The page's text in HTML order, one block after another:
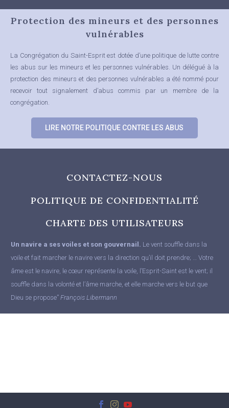
Protection des mineurs et des personnes
vulnérables
La Congrégation du Saint-Esprit est dotée d’une politique de lutte contre
les abus sur les mineurs et les personnes vulnérables. Un délégué à la
protection des mineurs et des personnes vulnérables a été nommé pour
recevoir tout signalement d’abus commis par un membre de la
congrégation.
LIRE NOTRE POLITIQUE CONTRE LES ABUS
CONTACTEZ-NOUS
POLITIQUE DE CONFIDENTIALITÉ
CHARTE DES UTILISATEURS
Un navire a ses voiles et son gouvernail. Le vent souffle dans la
voile et fait marcher le navire vers la direction qu’il doit prendre; … Votre
âme est le navire, le cœur représente la voile, l’Esprit-Saint est le vent; il
souffle dans la volonté et l’âme marche, et elle marche vers le but que
Dieu se propose” François Libermann